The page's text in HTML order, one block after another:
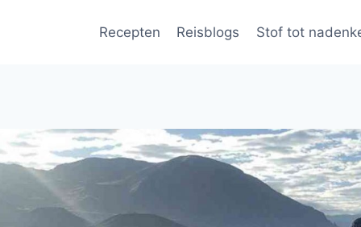
Recepten Reisblogs Stof tot